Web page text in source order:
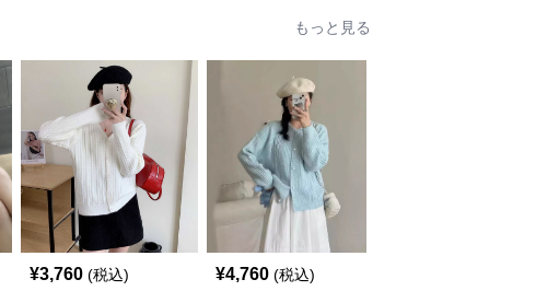
もっと見る
¥3,760 (税込) ¥4,760 (税込)